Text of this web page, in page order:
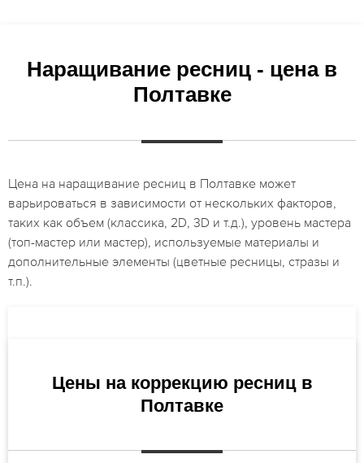
Наращивание ресниц - цена в
Полтавке
Цена на наращивание ресниц в Полтавке может
варьироваться в зависимости от нескольких факторов,
таких как объем (классика, 2D, 3D и т.д.), уровень мастера
(топ-мастер или мастер), используемые материалы и
дополнительные элементы (цветные ресницы, стразы и
т.п.).
Цены на коррекцию ресниц в
Полтавке